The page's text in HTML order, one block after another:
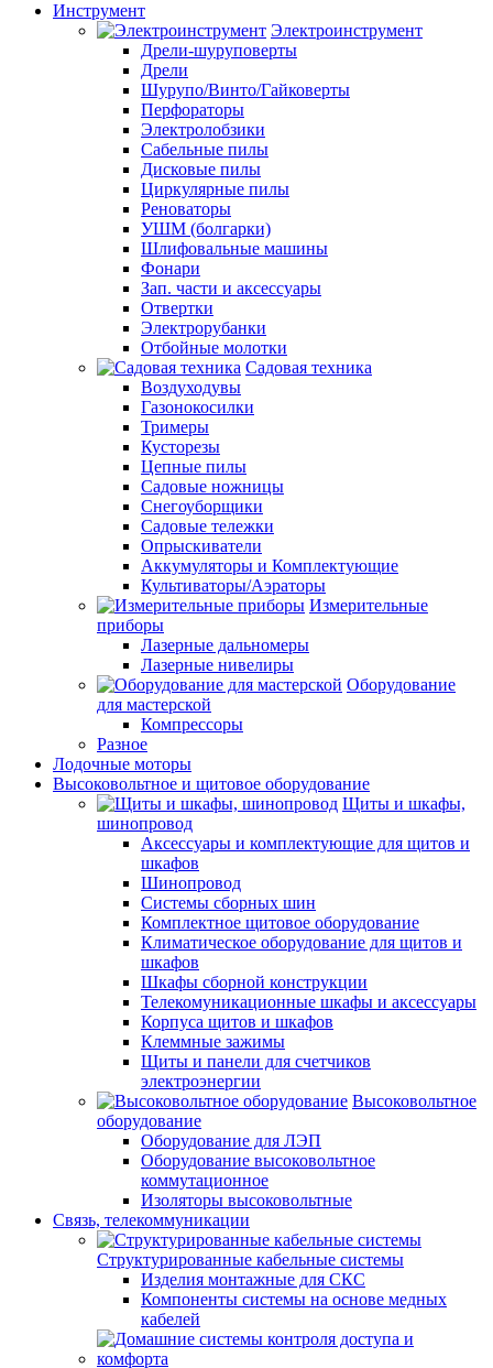
Инструмент
Электроинструмент
Дрели-шуруповерты
Дрели
Шурупо/Винто/Гайковерты
Перфораторы
Электролобзики
Сабельные пилы
Дисковые пилы
Циркулярные пилы
Реноваторы
УШМ (болгарки)
Шлифовальные машины
Фонари
Зап. части и аксессуары
Отвертки
Электрорубанки
Отбойные молотки
Садовая техника
Воздуходувы
Газонокосилки
Тримеры
Кусторезы
Цепные пилы
Садовые ножницы
Снегоуборщики
Садовые тележки
Опрыскиватели
Аккумуляторы и Комплектующие
Культиваторы/Аэраторы
Измерительные
приборы
Лазерные дальномеры
Лазерные нивелиры
Оборудование
для мастерской
Компрессоры
Разное
Лодочные моторы
Высоковольтное и щитовое оборудование
Щиты и шкафы,
шинопровод
Аксессуары и комплектующие для щитов и
шкафов
Шинопровод
Системы сборных шин
Комплектное щитовое оборудование
Климатическое оборудование для щитов и
шкафов
Шкафы сборной конструкции
Телекомуникационные шкафы и аксессуары
Корпуса щитов и шкафов
Клеммные зажимы
Щиты и панели для счетчиков
электроэнергии
Высоковольтное
оборудование
Оборудование для ЛЭП
Оборудование высоковольтное
коммутационное
Изоляторы высоковольтные
Связь, телекоммуникации
Структурированные кабельные системы
Изделия монтажные для СКС
Компоненты системы на основе медных
кабелей